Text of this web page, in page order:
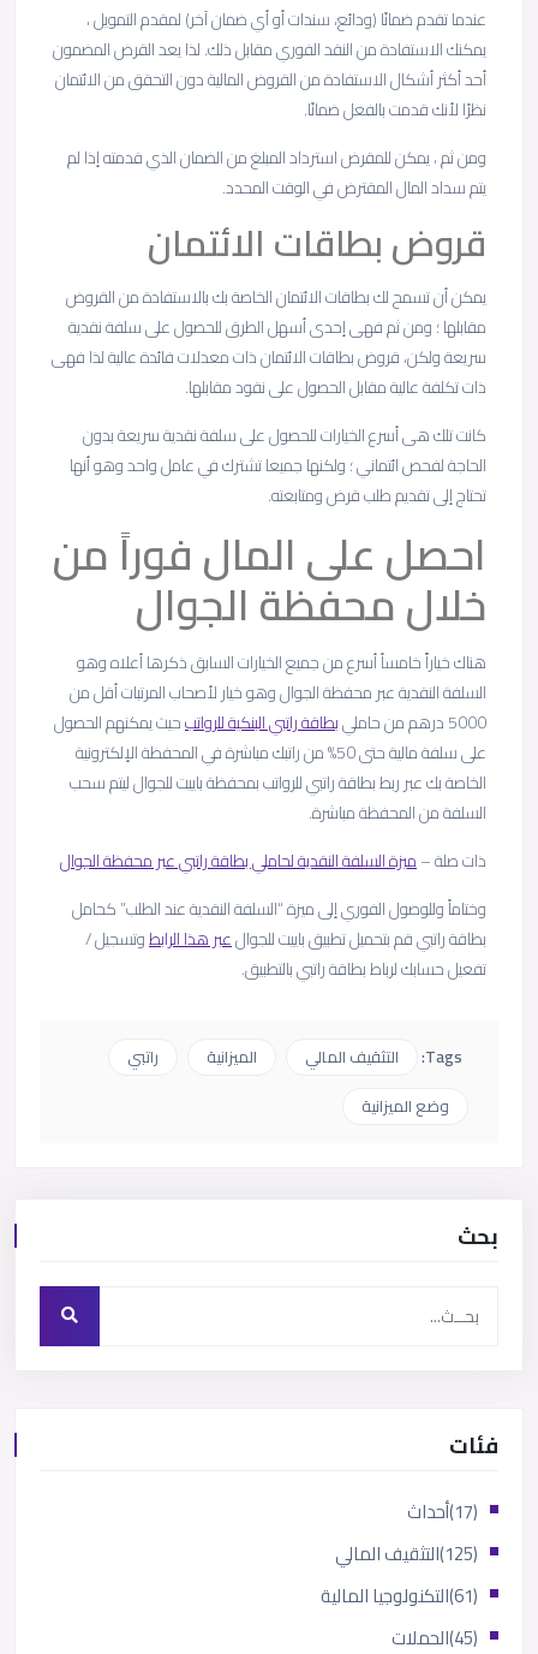
عندما تقدم ضمانًا (ودائع، سندات أو أي ضمان آخر) لمقدم التمويل ،
يمكنك الاستفادة من النقد الفوري مقابل ذلك. لذا يعد القرض المضمون
أحد أكثر أشكال الاستفادة من القروض المالية دون التحقق من الائتمان
نظرًا لأنك قدمت بالفعل ضمانًا.
ومن ثم ، يمكن للمقرض استرداد المبلغ من الضمان الذي قدمته إذا لم
يتم سداد المال المقترض في الوقت المحدد.
قروض بطاقات الائتمان
يمكن أن تسمح لك بطاقات الائتمان الخاصة بك بالاستفادة من القروض
مقابلها ؛ ومن ثم فهى إحدى أسهل الطرق للحصول على سلفة نقدية
سريعة ولكن، قروض بطاقات الائتمان ذات معدلات فائدة عالية لذا فهى
ذات تكلفة عالية مقابل الحصول على نقود مقابلها.
كانت تلك هى أسرع الخيارات للحصول على سلفة نقدية سريعة بدون
الحاجة لفحص ائتماني ؛ ولكنها جميعا تشترك في عامل واحد وهو أنها
تحتاج إلى تقديم طلب قرض ومتابعته.
احصل على المال فوراً من
خلال محفظة الجوال
هناك خياراًَ خامساً أسرع من جميع الخيارات السابق ذكرها أعلاه وهو
السلفة النقدية عبر محفظة الجوال وهو خيار لأصحاب المرتبات أقل من
5000 درهم من حاملي
بطاقة راتبي البنكية للرواتبحيث يمكنهم الحصول
على سلفة مالية حتى 50% من راتبك مباشرة في المحفظة الإلكترونية
الخاصة بك عبر ربط بطاقة راتبي للرواتب بمحفظة باييت للجوال ليتم سحب
السلفة من المحفظة مباشرة.
ذات صلة –ميزة السلفة النقدية لحاملي بطاقة راتبي عبر محفظة الجوال
وختاماً وللوصول الفوري إلى ميزة “السلفة النقدية عند الطلب” كحامل
بطاقة راتبي قم بتحميل تطبيق باييت للجوالعبر هذا الرابطوتسجيل /
تفعيل حسابك لرباط بطاقة راتبي بالتطبيق.
Tags: التثقيف المالي الميزانية
راتبي
وضع الميزانية
بحث
فئات
أحداث
(17)
التثقيف المالي
(125)
التكنولوجيا المالية
(61)
الحملات
(45)